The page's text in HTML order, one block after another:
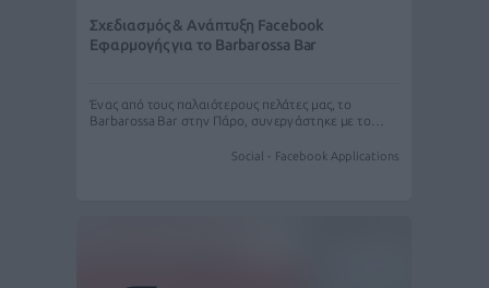
Σχεδιασμός & Ανάπτυξη Facebook
Εφαρμογής για το Barbarossa Bar
Ένας από τους παλαιότερους πελάτες μας, το
Barbarossa Bar στην Πάρο, συνεργάστηκε με το…
Social - Facebook Applications